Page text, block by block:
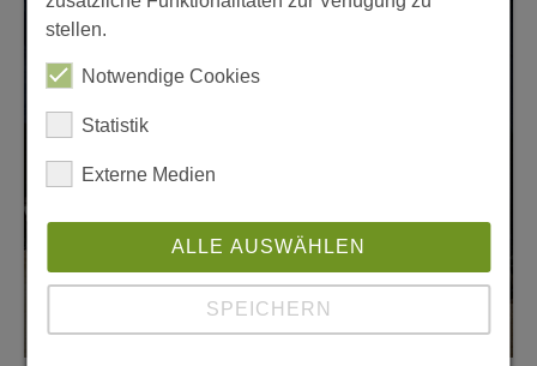
stellen.
Notwendige Cookies
Statistik
Externe Medien
ALLE AUSWÄHLEN
SPEICHERN